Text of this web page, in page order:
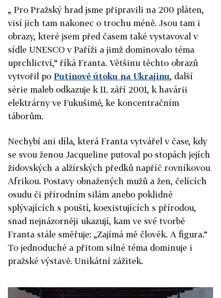
„ Pro Pražský hrad jsme připravili na 200 pláten,
visí jich tam nakonec o trochu méně. Jsou tam i
obrazy, které jsem před časem také vystavoval v
sídle UNESCO v Paříži a jimž dominovalo téma
uprchlictví,“ říká Franta. Většinu těchto obrazů
vytvořil po Putinově útoku na Ukrajinu, další
série maleb odkazuje k 11. září 2001, k havárii
elektrárny ve Fukušimě, ke koncentračním
táborům.
Nechybí ani díla, která Franta vytvářel v čase, kdy
se svou ženou Jacqueline putoval po stopách jejích
židovských a alžírských předků napříč rovníkovou
Afrikou. Postavy obnažených mužů a žen, čelících
osudu či přírodním silám anebo poklidně
splývajících s pouští, koexistujících s přírodou,
snad nejnázorněji ukazují, kam ve své tvorbě
Franta stále směřuje: „Zajímá mě člověk. A figura.“
To jednoduché a přitom silné téma dominuje i
pražské výstavě. Unikátní zážitek.